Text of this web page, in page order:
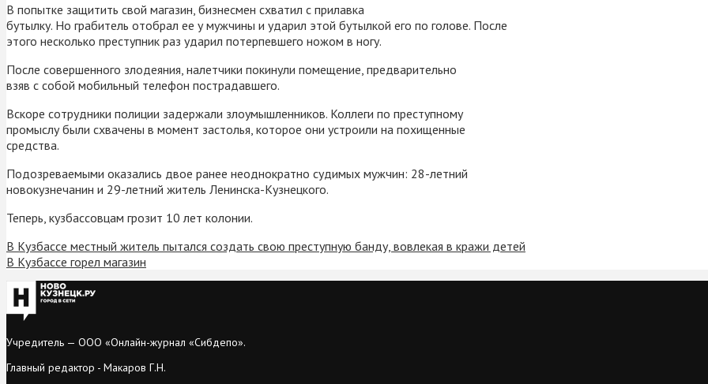
В попытке защитить свой магазин, бизнесмен схватил с прилавка
бутылку. Но грабитель отобрал ее у мужчины и ударил этой бутылкой его по голове. После
этого несколько преступник раз ударил потерпевшего ножом в ногу.
После совершенного злодеяния, налетчики покинули помещение, предварительно
взяв с собой мобильный телефон пострадавшего.
Вскоре сотрудники полиции задержали злоумышленников. Коллеги по преступному
промыслу были схвачены в момент застолья, которое они устроили на похищенные
средства.
Подозреваемыми оказались двое ранее неоднократно судимых мужчин: 28-летний
новокузнечанин и 29-летний житель Ленинска-Кузнецкого.
Теперь, кузбассовцам грозит 10 лет колонии.
В Кузбассе местный житель пытался создать свою преступную банду, вовлекая в кражи детей
В Кузбассе горел магазин
Учредитель — ООО «Онлайн-журнал «Сибдепо».
Главный редактор - Макаров Г.Н.